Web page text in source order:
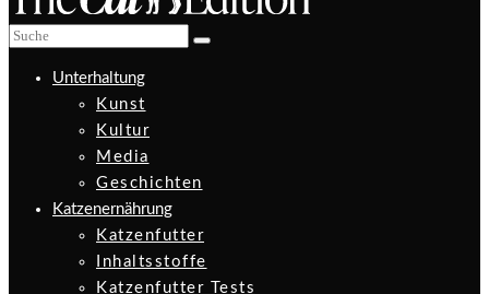
Unterhaltung
Kunst
Kultur
Media
Geschichten
Katzenernährung
Katzenfutter
Inhaltsstoffe
Katzenfutter Tests